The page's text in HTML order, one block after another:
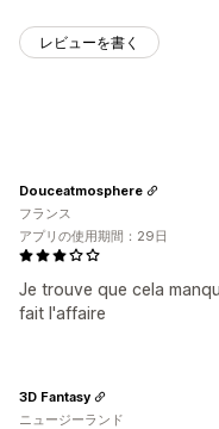
レビューを書く
Je trouve que cela
fait l'affaire
Douceatmosphere
フランス
アプリの使用期間：29日
3D Fantasy
ニュージーランド